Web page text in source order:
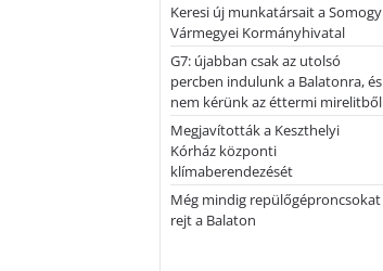
Keresi új munkatársait a Somogy
Vármegyei Kormányhivatal
G7: újabban csak az utolsó
percben indulunk a Balatonra, és
nem kérünk az éttermi mirelitből
Megjavították a Keszthelyi
Kórház központi
klímaberendezését
Még mindig repülőgéproncsokat
rejt a Balaton